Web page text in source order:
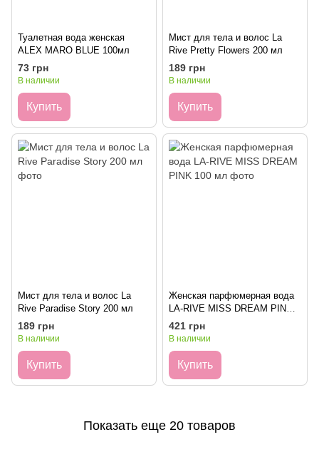
Туалетная вода женская
ALEX MARO BLUE 100мл
73 грн
В наличии
Купить
Мист для тела и волос La
Rive Pretty Flowers 200 мл
189 грн
В наличии
Купить
Мист для тела и волос La
Rive Paradise Story 200 мл
189 грн
В наличии
Купить
Женская парфюмерная вода
LA-RIVE MISS DREAM PINK
100 мл
421 грн
В наличии
Купить
Показать еще 20 товаров